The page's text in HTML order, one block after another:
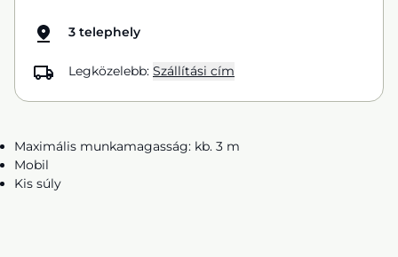
3 telephely
Legközelebb: Szállítási cím
Maximális munkamagasság: kb. 3 m
Mobil
Kis súly